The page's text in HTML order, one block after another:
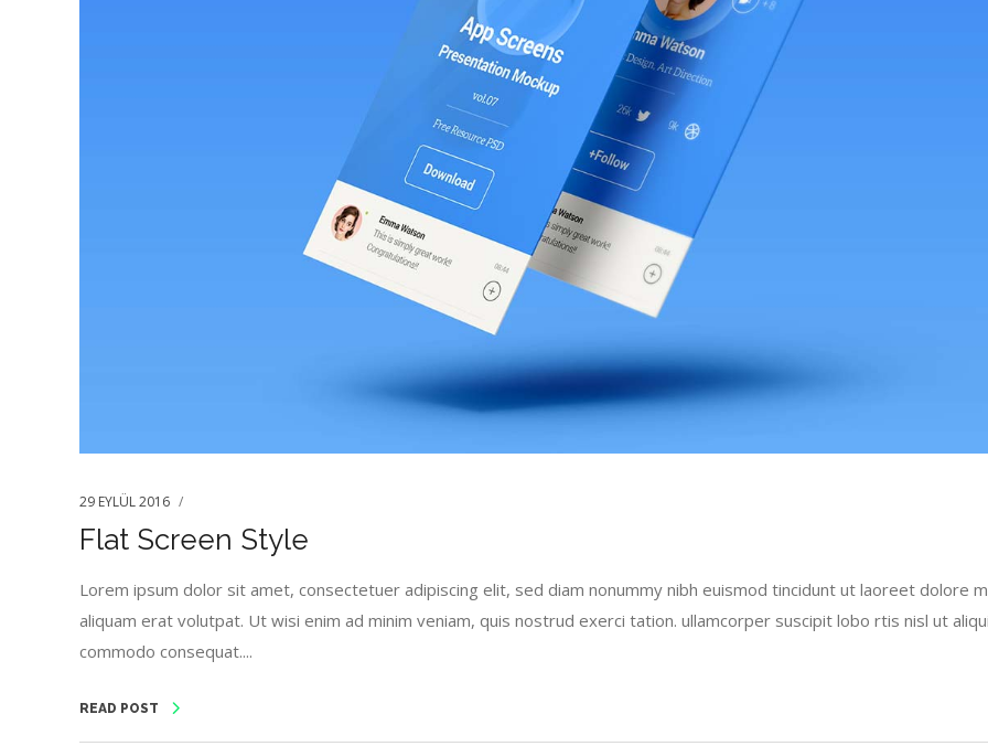
29 EYLÜL 2016
Flat Screen Style
Lorem ipsum dolor sit amet, consectetuer adipiscing elit, sed diam nonummy nibh euismod tincidunt ut laoreet dolore
aliquam erat volutpat. Ut wisi enim ad minim veniam, quis nostrud exerci tation. ullamcorper suscipit lobo rtis nisl ut
commodo consequat....
READ POST